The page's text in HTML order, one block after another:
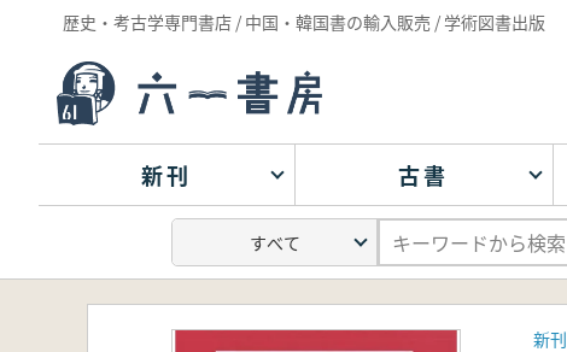
歴史・考古学専門書店 / 中国・韓国書の輸入販売 / 学術図書出版
新刊 古書
新刊